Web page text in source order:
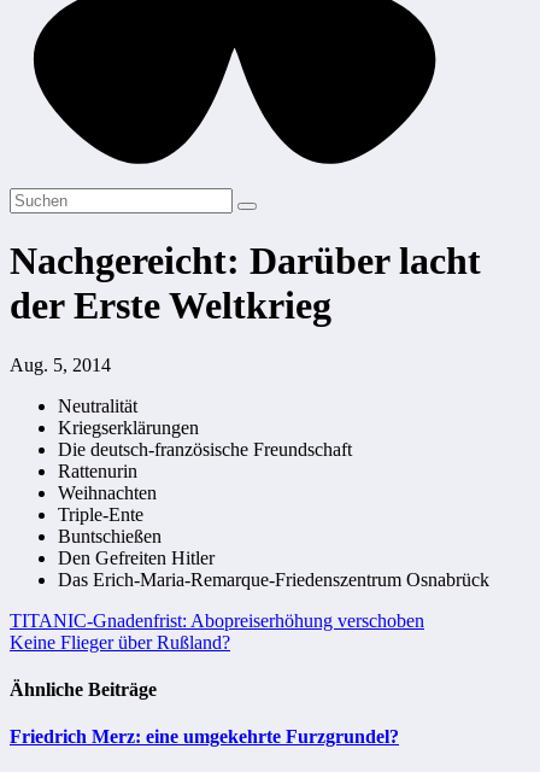
Nachgereicht: Darüber lacht
der Erste Weltkrieg
Aug. 5, 2014
Neutralität
Kriegserklärungen
Die deutsch-französische Freundschaft
Rattenurin
Weihnachten
Triple-Ente
Buntschießen
Den Gefreiten Hitler
Das Erich-Maria-Remarque-Friedenszentrum Osnabrück
Beitragsnavigation
TITANIC-Gnadenfrist: Abopreiserhöhung verschoben
Keine Flieger über Rußland?
Ähnliche Beiträge
Friedrich Merz: eine umgekehrte Furzgrundel?